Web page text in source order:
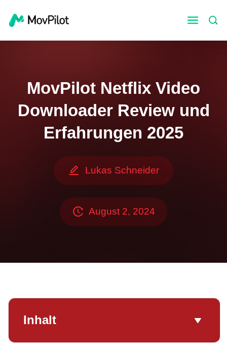
MovPilot Netflix Video
Downloader Review und
Erfahrungen 2025
Lukas Schneider
August 2, 2024
Inhalt